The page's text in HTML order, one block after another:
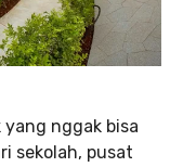
nggak bisa
sekolah, pusat